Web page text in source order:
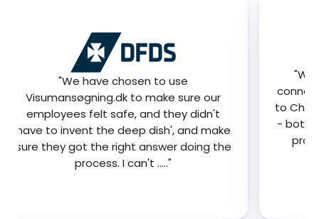
chosen to use
to make sure our
safe, and they didn't
deep dish', and make
right answer doing the
I can't ....."
"We have used
connection with visa
to China and Russia.
- both by phone and per
professional